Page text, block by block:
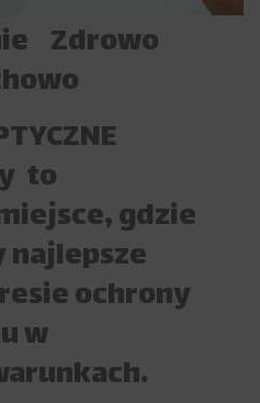
Zdrowo
to
gdzie
najlepsze
ochrony
w